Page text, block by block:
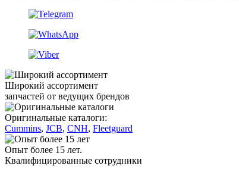
Широкий ассортимент
запчастей от ведущих брендов
Оригинальные каталоги:
Cummins, JCB, CNH, Fleetguard
Опыт более 15 лет.
Квалифицированные сотрудники